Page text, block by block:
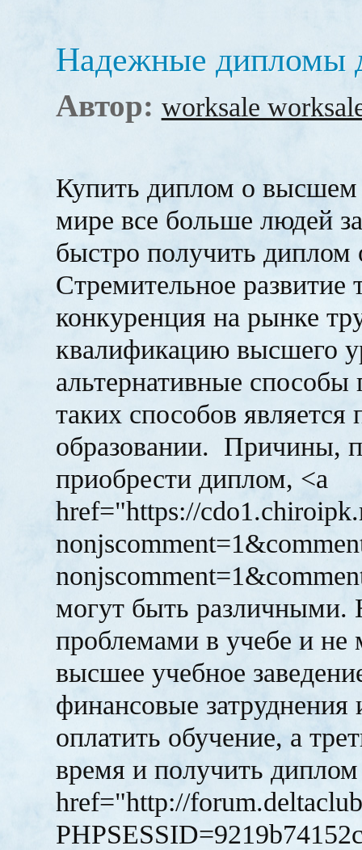
Надежные дипломы
Автор: worksale
Купить диплом о высшем
мире все больше людей
быстро получить
Стремительное развитие
конкуренция на рынке
квалификацию высшего
альтернативные
таких способов
образовании. Причины,
приобрести диплом, <a
href="https://
могут быть различными.
проблемами в учебе и не
высшее учебное
финансовые затруднения
оплатить обучение, а
время и получить
href="http://